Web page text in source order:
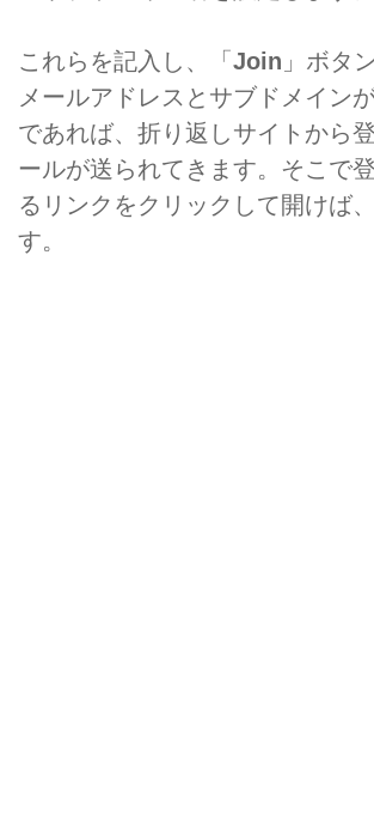
これらを記入し、「 Join 」ボタ
メールアドレスとサブドメイン
であれば、折り返しサイトから
ールが送られてきます。そこで
るリンクをクリックして開けば
す。